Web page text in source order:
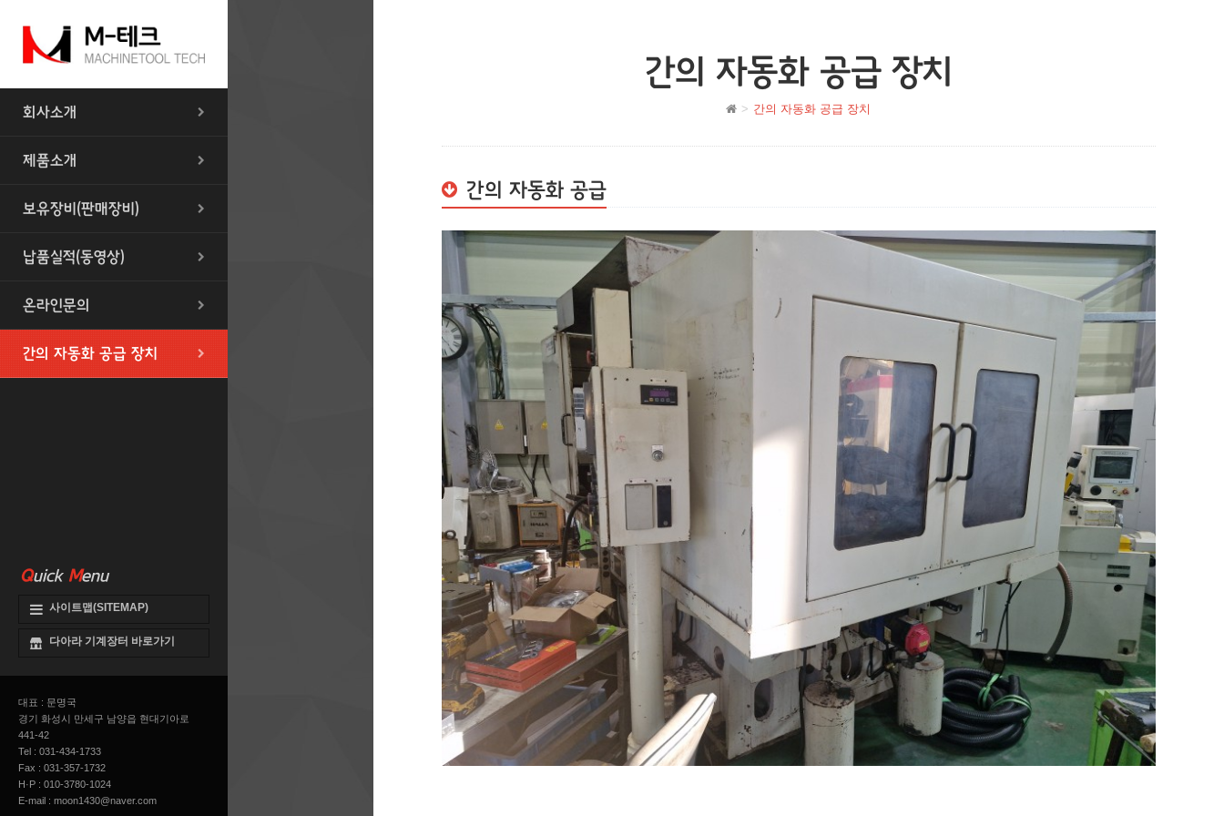
회사소개
제품소개
보유장비(판매장비)
납품실적(동영상)
온라인문의
간의 자동화 공급 장치
Quick Menu
사이트맵(SITEMAP)
다아라 기계장터 바로가기
대표 : 문명국
경기 화성시 만세구 남양읍 현대기아로
441-42
Tel : 031-434-1733
Fax : 031-357-1732
H·P : 010-3780-1024
E-mail : moon1430@naver.com
간의 자동화 공급 장치
간의 자동화 공급 장치
간의 자동화 공급